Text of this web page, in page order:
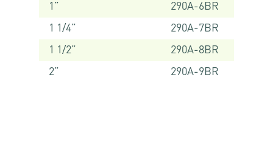
1”
290A-6BR
1 1/4”
290A-7BR
1 1/2”
290A-8BR
2”
290A-9BR